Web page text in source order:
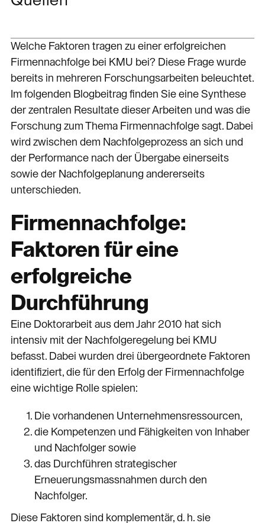
Welche Faktoren tragen zu einer erfolgreichen
Firmennachfolge bei KMU bei? Diese Frage wurde
bereits in mehreren Forschungsarbeiten beleuchtet.
Im folgenden Blogbeitrag finden Sie eine Synthese
der zentralen Resultate dieser Arbeiten und was die
Forschung zum Thema Firmennachfolge sagt. Dabei
wird zwischen dem Nachfolgeprozess an sich und
der Performance nach der Übergabe einerseits
sowie der Nachfolgeplanung andererseits
unterschieden.
Firmennachfolge:
Faktoren für eine
erfolgreiche
Durchführung
Eine Doktorarbeit aus dem Jahr 2010 hat sich
intensiv mit der Nachfolgeregelung bei KMU
befasst. Dabei wurden drei übergeordnete Faktoren
identifiziert, die für den Erfolg der Firmennachfolge
eine wichtige Rolle spielen:
Die vorhandenen Unternehmensressourcen,
die Kompetenzen und Fähigkeiten von Inhaber
und Nachfolger sowie
das Durchführen strategischer
Erneuerungsmassnahmen durch den
Nachfolger.
Diese Faktoren sind komplementär, d. h. sie